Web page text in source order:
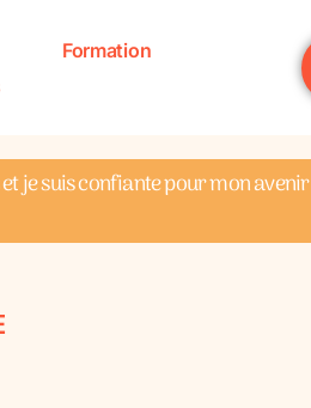
Formation
je suis confiante pour mon avenir